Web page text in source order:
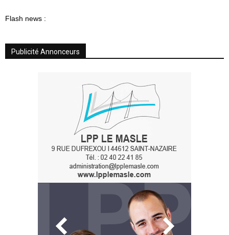
Flash news :
Publicité Annonceurs